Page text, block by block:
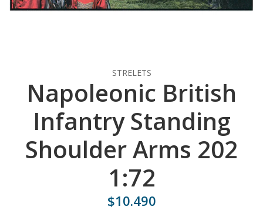
STRELETS
Napoleonic British
Infantry Standing
Shoulder Arms 202
1:72
$10.490